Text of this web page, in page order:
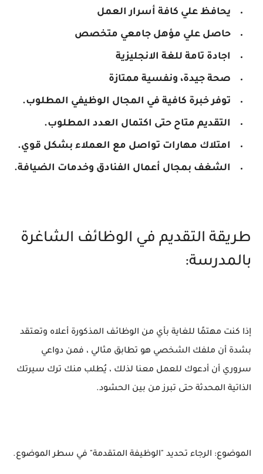
يحافظ علي كافة أسرار العمل
حاصل علي مؤهل جامعي متخصص
اجادة تامة للغة الانجليزية
صحة جيدة، ونفسية ممتازة
توفر خبرة كافية في المجال الوظيفي المطلوب.
التقديم متاح حتى اكتمال العدد المطلوب.
امتلاك مهارات تواصل مع العملاء بشكل قوي.
الشغف بمجال أعمال الفنادق وخدمات الضيافة.
طريقة التقديم في الوظائف الشاغرة
بالمدرسة:
إذا كنت مهتمًا للغاية بأي من الوظائف المذكورة أعلاه وتعتقد
بشدة أن ملفك الشخصي هو تطابق مثالي ، فمن دواعي
سروري أن أدعوك للعمل معنا لذلك ، يُطلب منك ترك سيرتك
الذاتية المحدثة حتى تبرز من بين الحشود.
الموضوع: الرجاء تحديد "الوظيفة المتقدمة" في سطر الموضوع.